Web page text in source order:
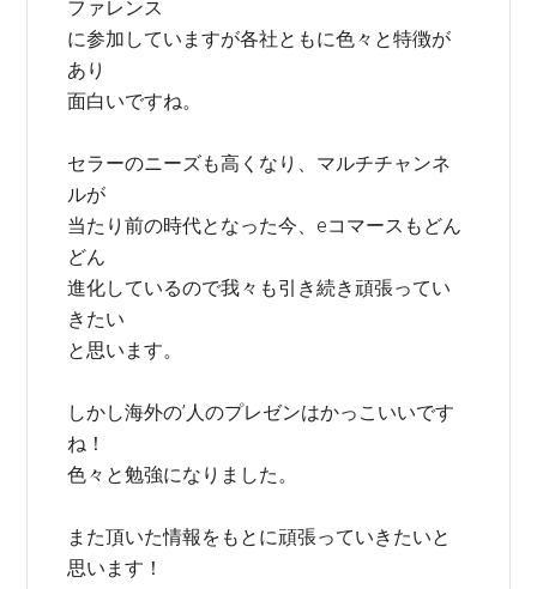
ファレンス
に参加していますが各社ともに色々と特徴が
あり
面白いですね。
セラーのニーズも高くなり、マルチチャンネ
ルが
当たり前の時代となった今、eコマースもどん
どん
進化しているので我々も引き続き頑張ってい
きたい
と思います。
しかし海外の’人のプレゼンはかっこいいです
ね！
色々と勉強になりました。
また頂いた情報をもとに頑張っていきたいと
思います！